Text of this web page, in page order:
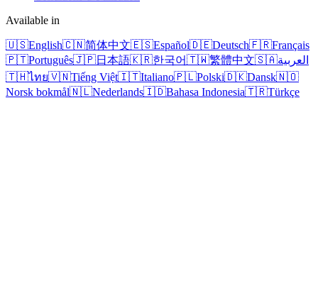
Available in
🇺🇸English🇨🇳简体中文🇪🇸Español🇩🇪Deutsch🇫🇷Français
🇵🇹Português🇯🇵日本語🇰🇷한국어🇹🇼繁體中文🇸🇦العربية
🇹🇭ไทย🇻🇳Tiếng Việt🇮🇹Italiano🇵🇱Polski🇩🇰Dansk🇳🇴
Norsk bokmål🇳🇱Nederlands🇮🇩Bahasa Indonesia🇹🇷Türkçe